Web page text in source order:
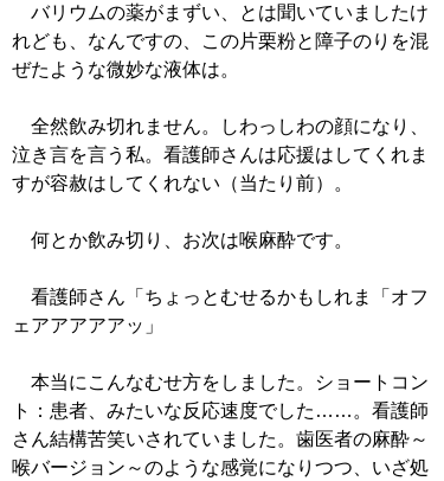
バリウムの薬がまずい、とは聞いていましたけ
れども、なんですの、この片栗粉と障子のりを混
ぜたような微妙な液体は。
全然飲み切れません。しわっしわの顔になり、
泣き言を言う私。看護師さんは応援はしてくれま
すが容赦はしてくれない（当たり前）。
何とか飲み切り、お次は喉麻酔です。
看護師さん「ちょっとむせるかもしれま「オフ
ェアアアアアッ」
本当にこんなむせ方をしました。ショートコン
ト：患者、みたいな反応速度でした……。看護師
さん結構苦笑いされていました。歯医者の麻酔～
喉バージョン～のような感覚になりつつ、いざ処